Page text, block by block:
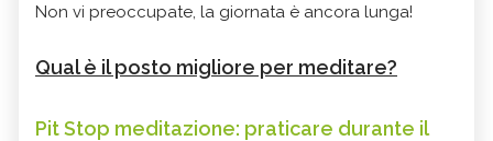
Non vi preoccupate, la giornata è ancora lunga!
Qual è il posto migliore per meditare?
Pit Stop meditazione: praticare durante il